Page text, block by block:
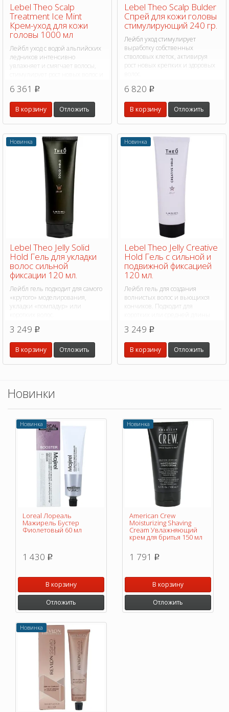
Lebel Theo Scalp
Treatment Ice Mint
Крем-уход для кожи
головы 1000 мл
Лейбл уход с водой альпийских
ледников интенсивно
увлажняет и смягчает волосы,
6 361 p
В корзину Отложить
Lebel Theo Scalp Bulder
Спрей для кожи головы
стимулирующий 240 гр.
Лейбл уход стимулирует
выработку собственных
стволовых клеток, активируя
рост новых крепких и здоровых
6 820 p
В корзину Отложить
Новинка
Lebel Theo Jelly Solid
Hold Гель для укладки
волос сильной
фиксации 120 мл.
Лейбл гель подходит для самого
«крутого» моделирования,
укладки «помпадур» или
3 249 p
В корзину Отложить
Новинка
Lebel Theo Jelly Creative
Hold Гель с сильной и
подвижной фиксацией
120 мл.
Лейбл гель для создания
волнистых волос и вьющихся
кончиков. Подходит для
3 249 p
В корзину Отложить
Новинки
Новинка
Loreal Лореаль
Мажирель Бустер
Фиолетовый 60 мл
1 430 p
В корзину
Отложить
Новинка
American Crew
Moisturizing Shaving
Cream Увлажняющий
крем для бритья 150 мл
1 791 p
В корзину
Отложить
Новинка